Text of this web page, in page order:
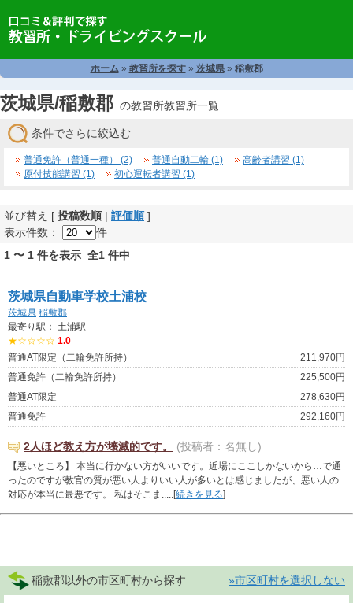
ホーム» 教習所を探す» 茨城県» 稲敷郡
茨城県/稲敷郡 の教習所教習所一覧
条件でさらに絞込む
普通免許（普通一種） (2) 普通自動二輪 (1)
高齢者講習 (1)
原付技能講習 (1)
初心運転者講習 (1)
並び替え [ 投稿数順| 評価順]
表示件数：
件
1 〜 1 件を表示 全1 件中
茨城県自動車学校土浦校
茨城県 稲敷郡
最寄り駅： 土浦駅
★☆☆☆☆ 1.0
普通AT限定（二輪免許所持）
211,970円
普通免許（二輪免許所持）
225,500円
普通AT限定
278,630円
普通免許
292,160円
2人ほど教え方が壊滅的です。 (投稿者：名無し)
【悪いところ】 本当に行かない方がいいです。近場にここしかないから…で通
ったのですが教官の質が悪い人よりいい人が多いとは感じましたが、悪い人の
対応が本当に最悪です。 私はそこま.....[続きを見る]
稲敷郡以外の市区町村から探す »市区町村を選択しない